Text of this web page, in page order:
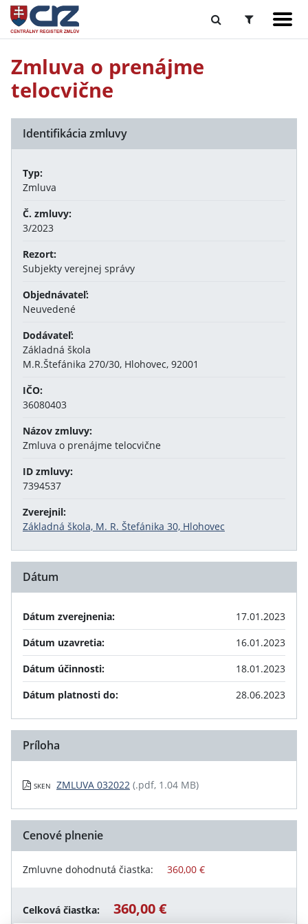
Zmluva o prenájme
telocvične
Identifikácia zmluvy
Typ:
Zmluva
Č. zmluvy:
3/2023
Rezort:
Subjekty verejnej správy
Objednávateľ:
Neuvedené
Dodávateľ:
Základná škola
M.R.Štefánika 270/30, Hlohovec, 92001
IČO:
36080403
Názov zmluvy:
Zmluva o prenájme telocvične
ID zmluvy:
7394537
Zverejnil:
Základná škola, M. R. Štefánika 30, Hlohovec
Dátum
Dátum zverejnenia:
17.01.2023
Dátum uzavretia:
16.01.2023
Dátum účinnosti:
18.01.2023
Dátum platnosti do:
28.06.2023
Príloha
SKEN ZMLUVA 032022 (.pdf, 1.04 MB)
Cenové plnenie
Zmluvne dohodnutá čiastka: 360,00 €
Celková čiastka: 360,00 €